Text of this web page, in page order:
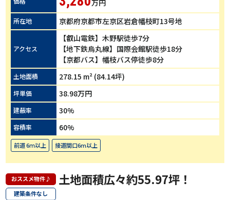
万円
所在地 京都府京都市左京区岩倉幡枝町13号地
アクセス
【叡山電鉄】木野駅徒歩7分
【地下鉄烏丸線】国際会館駅徒歩18分
【京都バス】幡枝バス停徒歩8分
土地面積 278.15 m² (84.14坪)
坪単価 38.98万円
建蔽率 30%
容積率 60%
前道 6ｍ以上 接道間口6m以上
おススメ物件♪
建築条件なし
土地面積広々約55.97坪！